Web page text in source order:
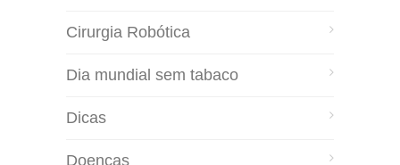
Cirurgia Robótica
Dia mundial sem tabaco
Dicas
Doenças